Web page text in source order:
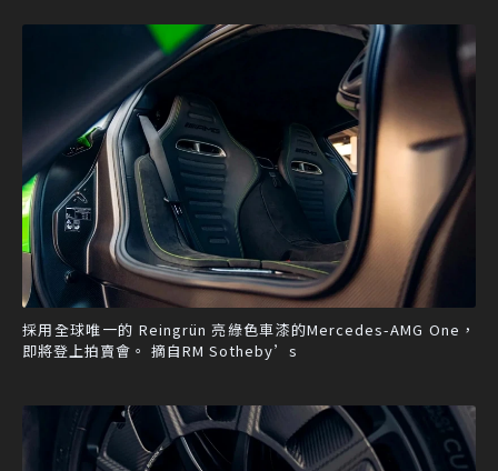
採用全球唯一的 Reingrün 亮綠色車漆的Mercedes-AMG One，
即將登上拍賣會。 摘自RM Sotheby’s